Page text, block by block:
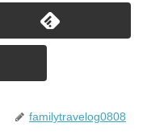
familytravelog0808